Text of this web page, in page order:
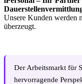
Unsere Kunden werden
überzeugt.
Der Arbeitsmarkt für
hervorragende